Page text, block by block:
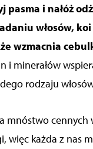
pasma i nałóż
włosów,
wzmacnia
i minerałów
rodzaju
mnóstwo cennych
więc każda z nas